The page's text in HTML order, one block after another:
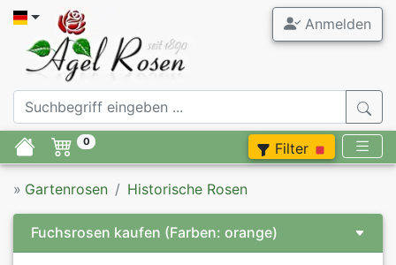
Anmelden
0 Filter
» Gartenrosen Historische Rosen
Fuchsrosen kaufen (Farben: orange)